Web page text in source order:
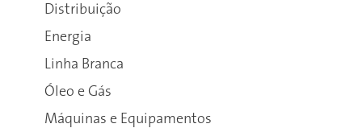
Distribuição
Energia
Linha Branca
Óleo e Gás
Máquinas e Equipamentos